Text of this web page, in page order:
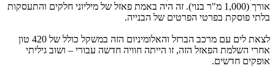
אורך (1,000 מ"ר בנוי). זה היה באמת פאזל של מיליוני חלקים והתעסקות
בלתי פוסקת בפרטי הפרטים של הבנייה.
לצאת לים עם מרכב הברזל והאלומיניום הזה במשקל כולל של 420 טון
אחרי השלמת הפאזל הזה, זו הייתה חוויה חדשה עבורי – ושוב גיליתי
אופקים חדשים.